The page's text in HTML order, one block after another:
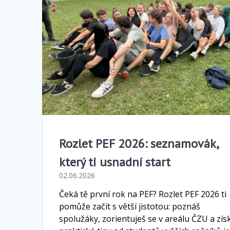
Rozlet PEF 2026: seznamovák,
který ti usnadní start
02.06.2026
Čeká tě první rok na PEF? Rozlet PEF 2026 ti
pomůže začít s větší jistotou: poznáš
spolužáky, zorientuješ se v areálu ČZU a